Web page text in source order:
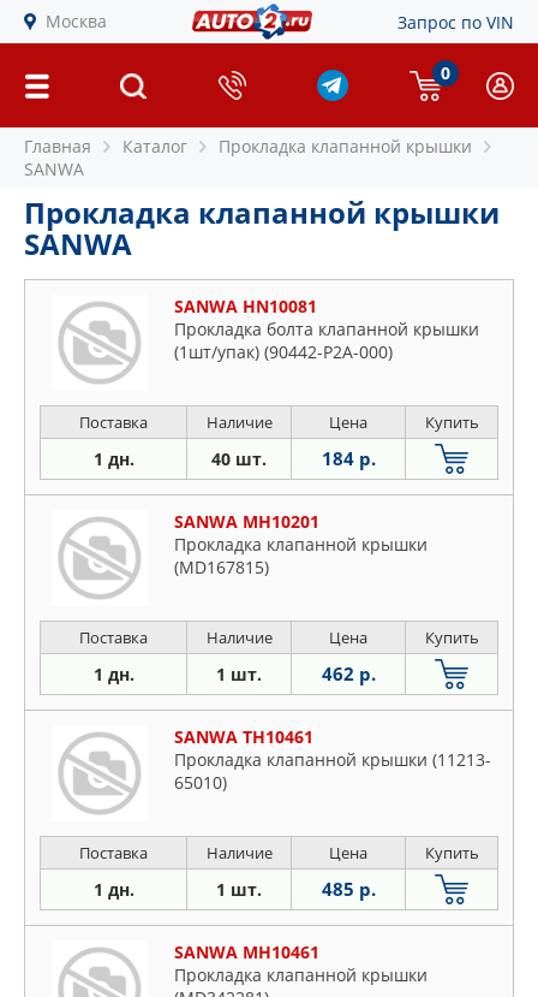
Москва Запрос по VIN
0
Главная Каталог
Прокладка клапанной крышки
SANWA
Прокладка клапанной крышки
SANWA
SANWA HN10081
Прокладка болта клапанной крышки
(1шт/упак) (90442-P2A-000)
Поставка Наличие Цена Купить
1 дн. 40 шт. 184 р.
SANWA MH10201
Прокладка клапанной крышки
(MD167815)
Поставка Наличие Цена Купить
1 дн. 1 шт. 462 р.
SANWA TH10461
Прокладка клапанной крышки (11213-
65010)
Поставка Наличие Цена Купить
1 дн. 1 шт. 485 р.
SANWA MH10461
Прокладка клапанной крышки